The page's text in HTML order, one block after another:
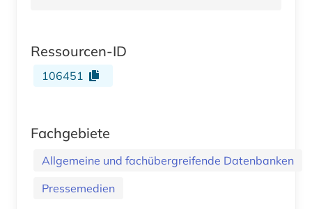
Ressourcen-ID
106451
Fachgebiete
Allgemeine und fachübergreifende Datenbanken
Pressemedien